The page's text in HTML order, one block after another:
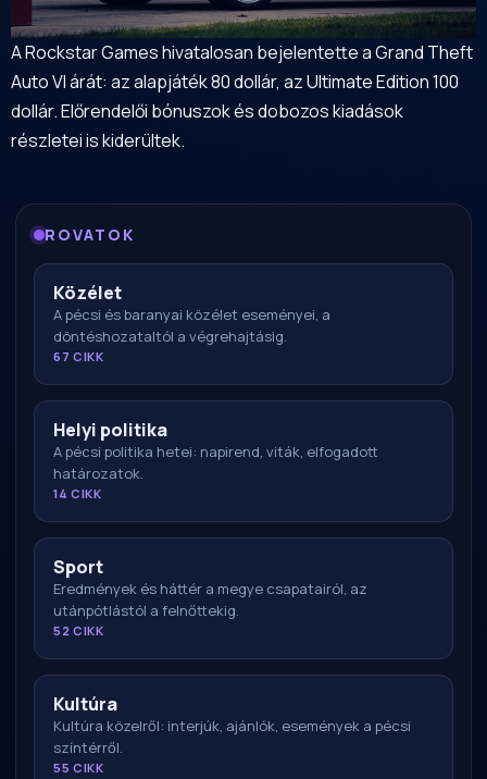
A Rockstar Games hivatalosan bejelentette a Grand Theft
Auto VI árát: az alapjáték 80 dollár, az Ultimate Edition 100
dollár. Előrendelői bónuszok és dobozos kiadások
részletei is kiderültek.
ROVATOK
Közélet
A pécsi és baranyai közélet eseményei, a
döntéshozataltól a végrehajtásig.
67 CIKK
Helyi politika
A pécsi politika hetei: napirend, viták, elfogadott
határozatok.
14 CIKK
Sport
Eredmények és háttér a megye csapatairól, az
utánpótlástól a felnőttekig.
52 CIKK
Kultúra
Kultúra közelről: interjúk, ajánlók, események a pécsi
színtérről.
55 CIKK